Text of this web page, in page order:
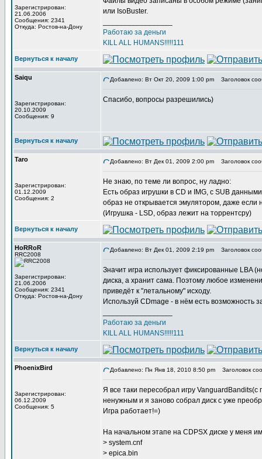
Зарегистрирован:
21.06.2006
Сообщения: 2341
Откуда: Ростов-на-Дону
или IsoBuster.
Работаю за деньги
KILL ALL HUMANS!!!!!111
Вернуться к началу
Saiqu
Зарегистрирован:
20.10.2009
Сообщения: 9
Добавлено: Вт Окт 20, 2009 1:00 pm Заголовок
Спасибо, вопросы разрешились)
Вернуться к началу
Taro
Зарегистрирован:
01.12.2009
Сообщения: 2
Добавлено: Вт Дек 01, 2009 2:00 pm Заголовок
Не знаю, по теме ли вопрос, ну ладно:
Есть образ игрушки в CD и IMG, c SUB
образ не открывается эмулятором, даже если
(Игрушка - LSD, образ лежит на торрентсру)
Вернуться к началу
HoRRoR
RRC2008
Зарегистрирован:
21.06.2006
Сообщения: 2341
Откуда: Ростов-на-Дону
Добавлено: Вт Дек 01, 2009 2:19 pm Заголовок
Значит игра использует фиксированные LBA
диска, а хранит сама. Поэтому любое
приведёт к "летальному" исходу.
Используй CDmage - в нём есть возможность
Работаю за деньги
KILL ALL HUMANS!!!!!111
Вернуться к началу
PhoenixBird
Зарегистрирован:
06.12.2009
Сообщения: 5
Добавлено: Пн Янв 18, 2010 8:50 pm Заголовок
Я все таки пересобрал игру
ненужным и я заново собрал диск с уже
Игра работает!=)
На начальном этапе на CDPSX диске у меня
> system.cnf
> epica.bin